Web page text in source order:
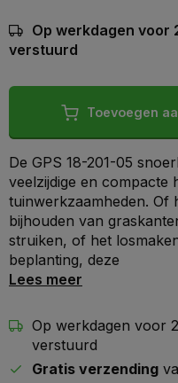
Op werkdagen voor
verstuurd
Toevoegen
De GPS 18-201-05
veelzijdige en compacte
tuinwerkzaamheden. Of
bijhouden van
struiken, of het
beplanting, deze
Lees meer
Op werkdagen voor
verstuurd
Gratis verzending